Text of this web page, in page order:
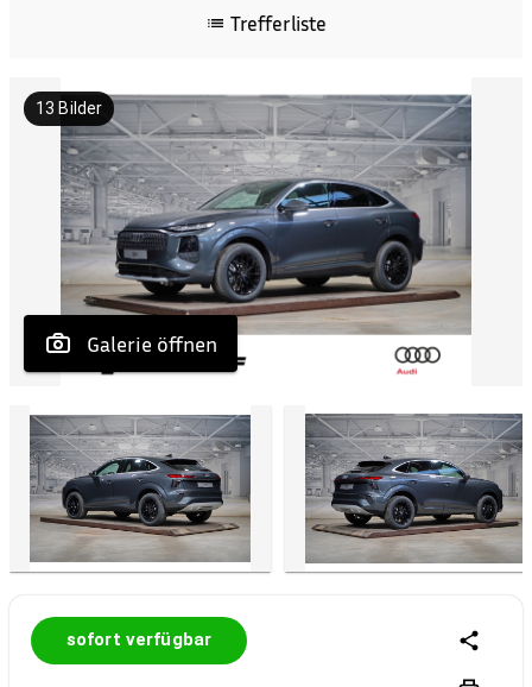
Trefferliste
Galerie öffnen
13 Bilder
sofort verfügbar